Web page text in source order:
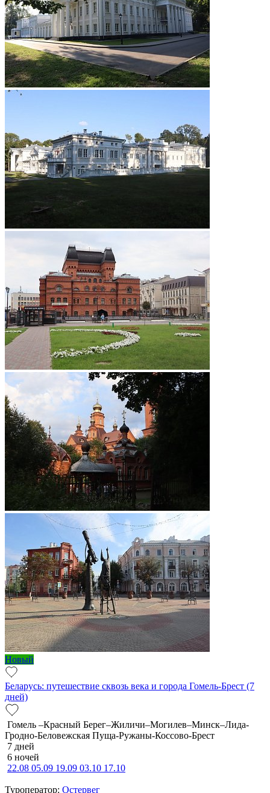
Новый
Беларусь: путешествие сквозь века и города Гомель-Брест (7
дней)
Гомель –Красный Берег–Жиличи–Могилев–Минск–Лида-
Гродно-Беловежская Пуща-Ружаны-Коссово-Брест
7 дней
6 ночей
22.08 05.09 19.09 03.10 17.10
Туроператор: Остервег